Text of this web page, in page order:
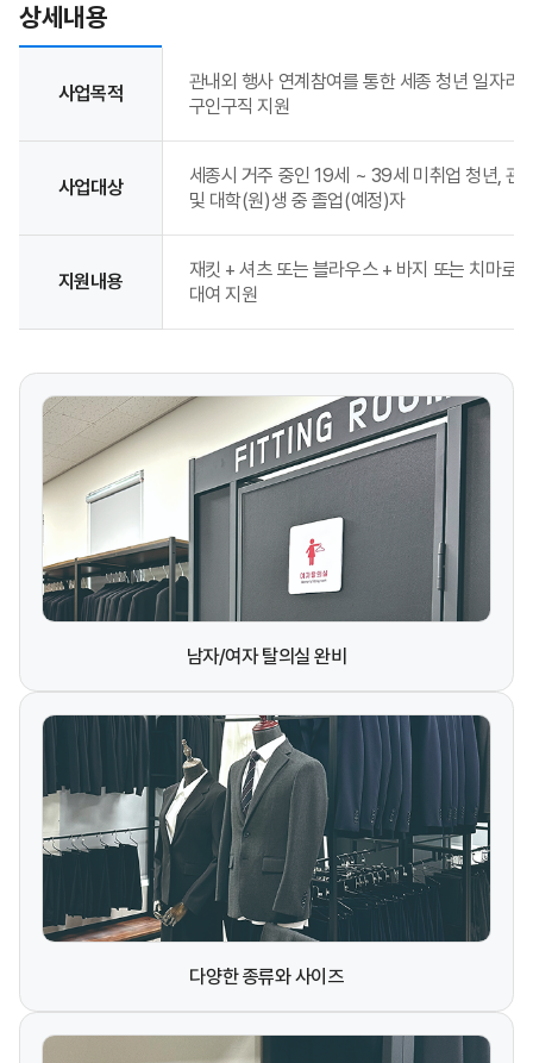
상세내용
사업목적
관내외 행사 연계참여를 통한 세종 청년 일자리
구인구직 지원
사업대상
세종시 거주 중인 19세 ~ 39세 미취업 청년, 관
및 대학(원)생 중 졸업(예정)자
지원내용
재킷 + 셔츠 또는 블라우스 + 바지 또는 치마로
대여 지원
남자/여자 탈의실 완비
다양한 종류와 사이즈